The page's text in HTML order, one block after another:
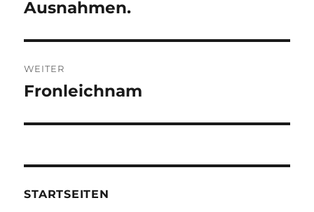
Ausnahmen.
WEITER
Nächster
Fronleichnam
STARTSEITEN